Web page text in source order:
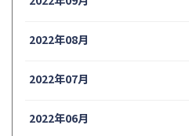
2022年08月
2022年07月
2022年06月